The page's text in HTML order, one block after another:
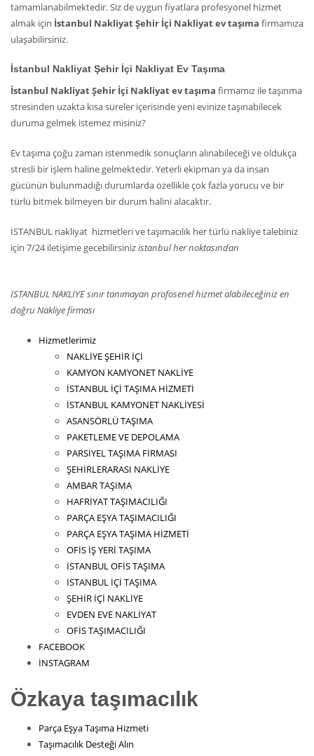
tamamlanabilmektedir. Siz de uygun fiyatlara profesyonel hizmet
almak için İstanbul Nakliyat Şehir İçi Nakliyat ev taşıma firmamıza
ulaşabilirsiniz.
İstanbul Nakliyat Şehir İçi Nakliyat Ev Taşıma
İstanbul Nakliyat Şehir İçi Nakliyat ev taşıma firmamız ile taşınma
stresinden uzakta kısa süreler içerisinde yeni evinize taşınabilecek
duruma gelmek istemez misiniz?
Ev taşıma çoğu zaman istenmedik sonuçların alınabileceği ve oldukça
stresli bir işlem haline gelmektedir. Yeterli ekipman ya da insan
gücünün bulunmadığı durumlarda özellikle çok fazla yorucu ve bir
türlü bitmek bilmeyen bir durum halini alacaktır.
İSTANBUL nakliyat hizmetleri ve taşımacılık her türlü nakliye talebiniz
için 7/24 iletişime gecebilirsinizistanbul her noktasından
İSTANBUL NAKLİYE sınır tanımayan profosenel hizmet alabileceğiniz en
doğru Nakliye firması
Hizmetlerimiz
NAKLİYE ŞEHİR İÇİ
KAMYON KAMYONET NAKLİYE
İSTANBUL İÇİ TAŞIMA HİZMETİ
İSTANBUL KAMYONET NAKLİYESİ
ASANSÖRLÜ TAŞIMA
PAKETLEME VE DEPOLAMA
PARSİYEL TAŞIMA FİRMASI
ŞEHİRLERARASI NAKLİYE
AMBAR TAŞIMA
HAFRİYAT TAŞIMACILIĞI
PARÇA EŞYA TAŞIMACILIĞI
PARÇA EŞYA TAŞIMA HİZMETİ
OFİS İŞ YERİ TAŞIMA
İSTANBUL OFİS TAŞIMA
İSTANBUL İÇİ TAŞIMA
ŞEHİR İÇİ NAKLİYE
EVDEN EVE NAKLİYAT
OFİS TAŞIMACILIĞI
FACEBOOK
İNSTAGRAM
Özkaya taşımacılık
Parça Eşya Taşıma Hizmeti
Taşımacılık Desteği Alın